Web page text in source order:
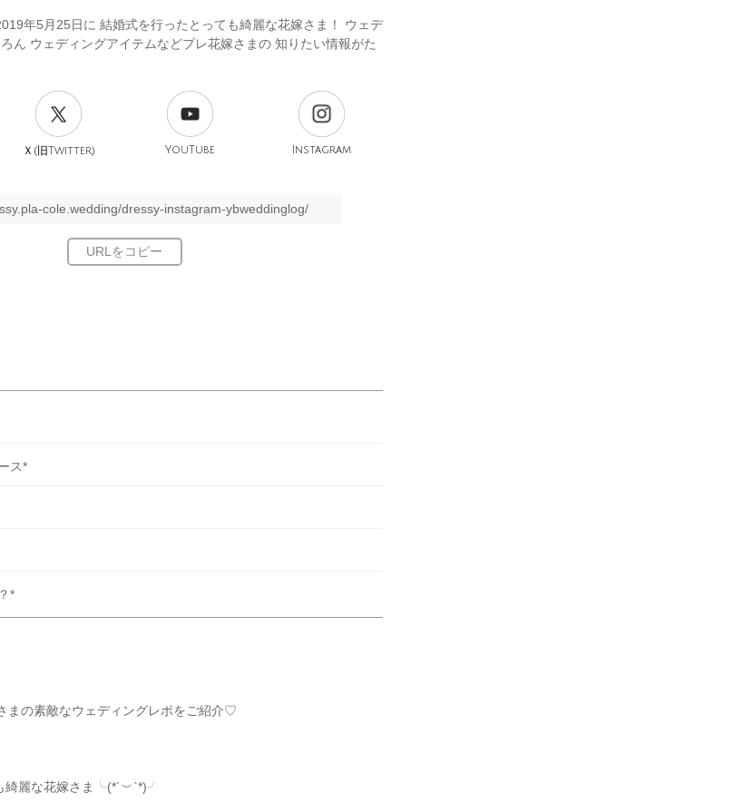
年5月25日に 結婚式を行ったとっても綺麗な花嫁さま！ ウェデ
ん ウェディングアイテムなどプレ花嫁さまの 知りたい情報がた
Ｘ(旧Twitter) YouTube Instagram
cole.wedding/dressy-instagram-ybweddinglog/
ス*
*
まの素敵なウェディングレポをご紹介♡
綺麗な花嫁さま╰(*´︶`*)╯